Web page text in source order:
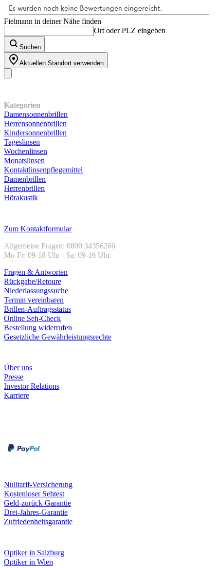
Fielmann in deiner Nähe finden
Ort oder PLZ eingeben
Suchen
Aktuellen Standort verwenden
Kategorien
Damensonnenbrillen
Herrensonnenbrillen
Kindersonnenbrillen
Tageslinsen
Wochenlinsen
Monatslinsen
Kontaktlinsenpflegemittel
Damenbrillen
Herrenbrillen
Hörakustik
Zum Kontaktformular
Allgemeine Fragen: 0800 34356266
Mo-Fr: 09-18 Uhr - Sa: 09-16 Uhr
Fragen & Antworten
Rückgabe/Retoure
Niederlassungssuche
Termin vereinbaren
Brillen-Auftragsstatus
Online Seh-Check
Bestellung widerrufen
Gesetzliche Gewährleistungsrechte
Über uns
Presse
Investor Relations
Karriere
Nulltarif-Versicherung
Kostenloser Sehtest
Geld-zurück-Garantie
Drei-Jahres-Garantie
Zufriedenheitsgarantie
Optiker in Salzburg
Optiker in Wien